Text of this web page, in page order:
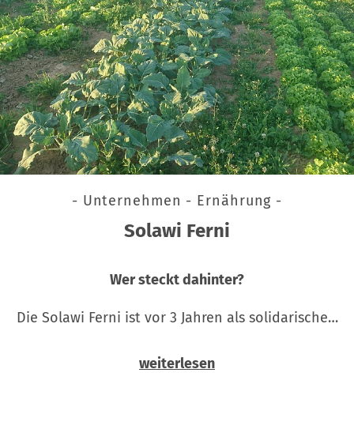
- Unternehmen - Ernährung -
Solawi Ferni
Wer steckt dahinter?
Die Solawi Ferni ist vor 3 Jahren als solidarische…
weiterlesen